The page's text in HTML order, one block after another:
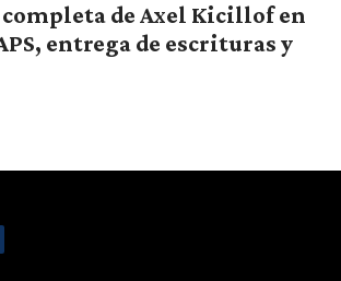
completa de Axel Kicillof en
entrega de escrituras y